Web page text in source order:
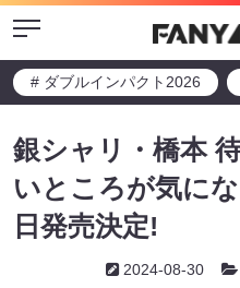
Menu
# ダブルインパクト2026
銀シャリ・橋本
いところが気に
日発売決定!
2024-08-30